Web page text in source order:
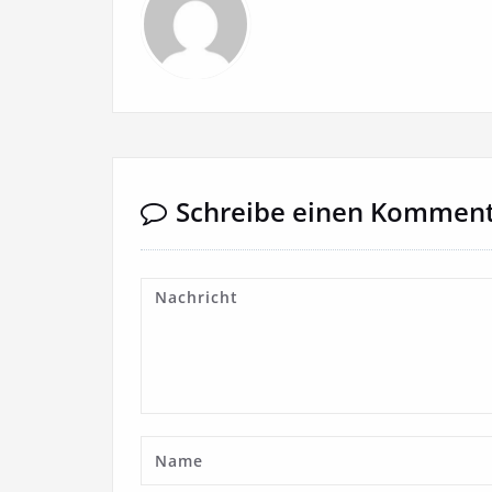
Schreibe einen